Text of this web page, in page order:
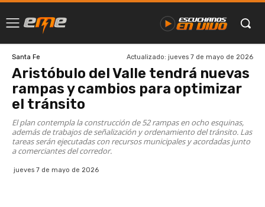
Santa Fe Actualizado: jueves 7 de mayo de 2026
Aristóbulo del Valle tendrá nuevas
rampas y cambios para optimizar
el tránsito
El plan contempla la construcción de 52 rampas en ocho esquinas,
además de trabajos de señalización y ordenamiento del tránsito. Las
tareas serán ejecutadas con recursos municipales y acordadas junto
a comerciantes del corredor.
jueves 7 de mayo de 2026